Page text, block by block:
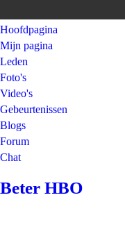
Hoofdpagina
Mijn pagina
Leden
Foto's
Video's
Gebeurtenissen
Blogs
Forum
Chat
Beter HBO